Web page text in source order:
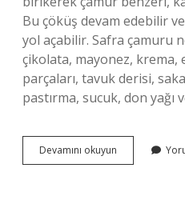
Bu çöküş devam edebilir
yol açabilir. Safra çamuru
çikolata, mayonez, krema,
parçaları, tavuk derisi,
pastırma, sucuk, don yağı
Devamını okuyun
Kesesi